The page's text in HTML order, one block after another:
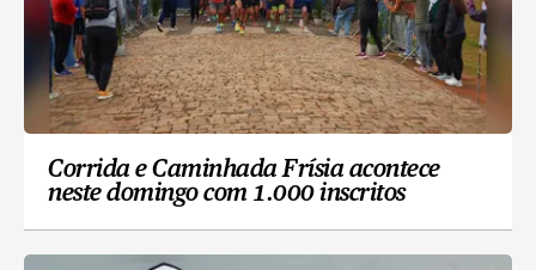
Corrida e Caminhada Frísia acontece
neste domingo com 1.000 inscritos